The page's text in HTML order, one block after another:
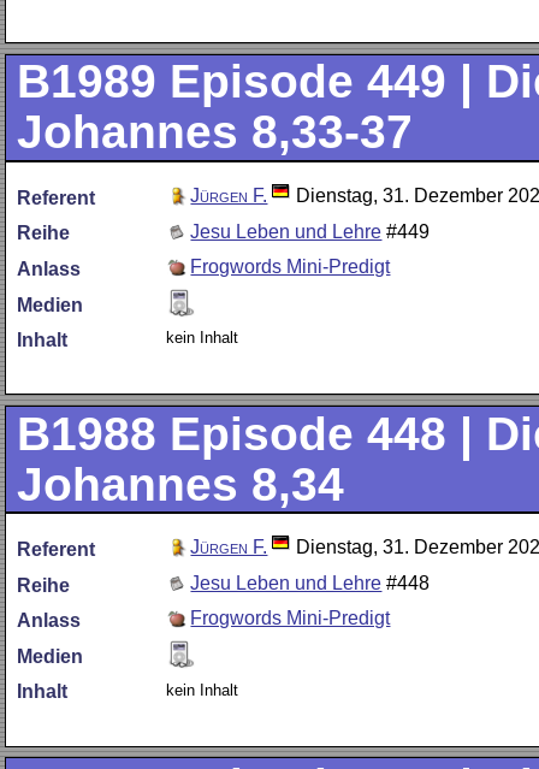
B1989 Episode 449 |
Johannes 8,33-37
Referent Jürgen F.
Dienstag, 31. Dezember
Reihe
Jesu Leben und Lehre #449
Anlass
Frogwords Mini-Predigt
Medien
Inhalt
kein Inhalt
B1988 Episode 448 |
Johannes 8,34
Referent Jürgen F.
Dienstag, 31. Dezember
Reihe
Jesu Leben und Lehre #448
Anlass
Frogwords Mini-Predigt
Medien
Inhalt
kein Inhalt